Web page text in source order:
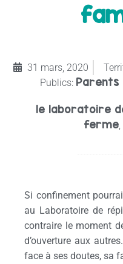
31 mars, 2020
Publics: Parents
le laboratoire
ferme
Si confinement
au Laboratoire de
contraire le moment
d’ouverture aux
face à ses doutes, sa